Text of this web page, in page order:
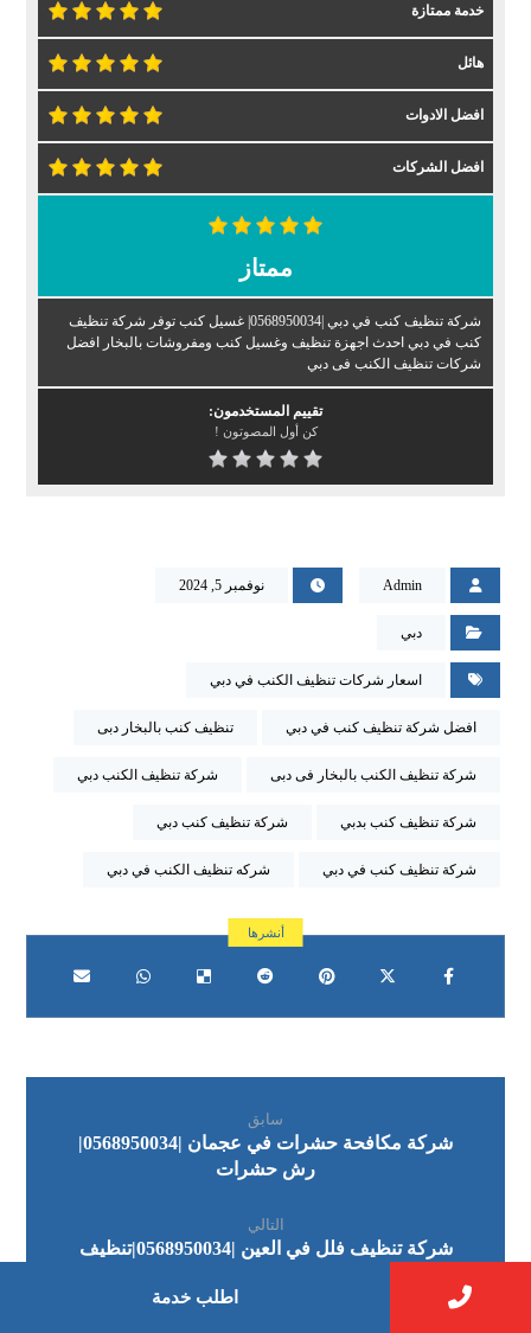
خدمة ممتازة
هائل
افضل الادوات
افضل الشركات
ممتاز
شركة تنظيف كنب في دبي |0568950034| غسيل كنب توفر شركة تنظيف
كنب في دبي احدث اجهزة تنظيف وغسيل كنب ومفروشات بالبخار افضل
شركات تنظيف الكنب فى دبي
تقييم المستخدمون:
كن أول المصوتون !
Admin نوفمبر 5, 2024
دبي
اسعار شركات تنظيف الكنب في دبي
افضل شركة تنظيف كنب في دبي تنظيف كنب بالبخار دبى
شركة تنظيف الكنب بالبخار فى دبى شركة تنظيف الكنب دبي
شركة تنظيف كنب بدبي شركة تنظيف كنب دبي
شركة تنظيف كنب في دبي شركه تنظيف الكنب في دبي
سابق
شركة مكافحة حشرات في عجمان |0568950034|
رش حشرات
التالي
شركة تنظيف فلل في العين |0568950034|تنظيف
اطلب خدمة